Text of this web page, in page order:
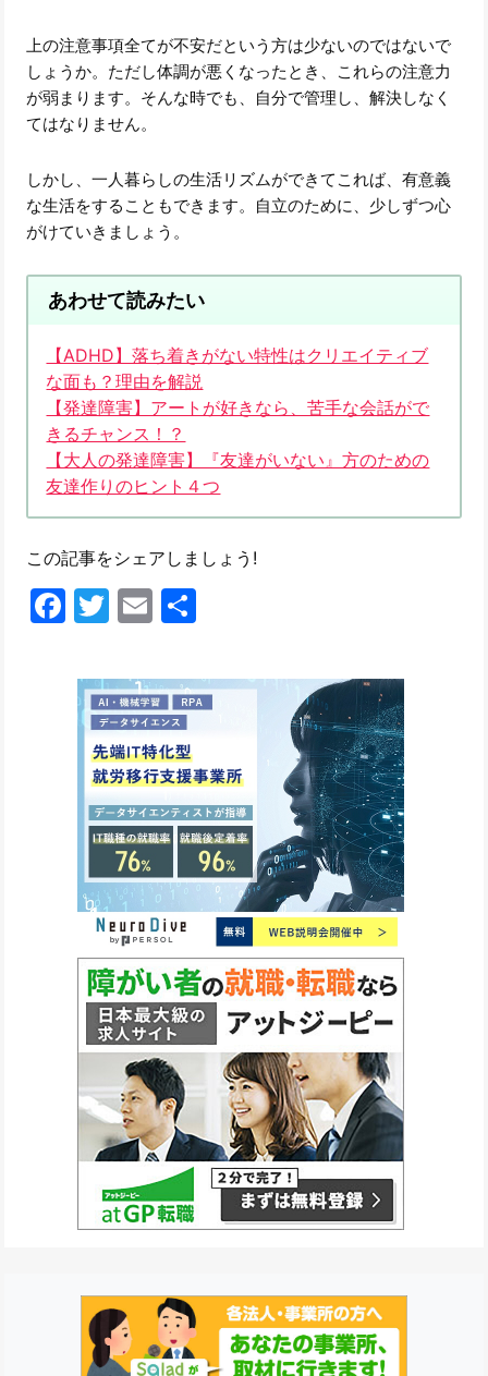
上の注意事項全てが不安だという方は少ないのではないで
しょうか。ただし体調が悪くなったとき、これらの注意力
が弱まります。そんな時でも、自分で管理し、解決しなく
てはなりません。
しかし、一人暮らしの生活リズムができてこれば、有意義
な生活をすることもできます。自立のために、少しずつ心
がけていきましょう。
あわせて読みたい
【ADHD】落ち着きがない特性はクリエイティブ
な面も？理由を解説
【発達障害】アートが好きなら、苦手な会話がで
きるチャンス！？
【大人の発達障害】『友達がいない』方のための
友達作りのヒント４つ
この記事をシェアしましょう!
Facebook
Twitter
Email